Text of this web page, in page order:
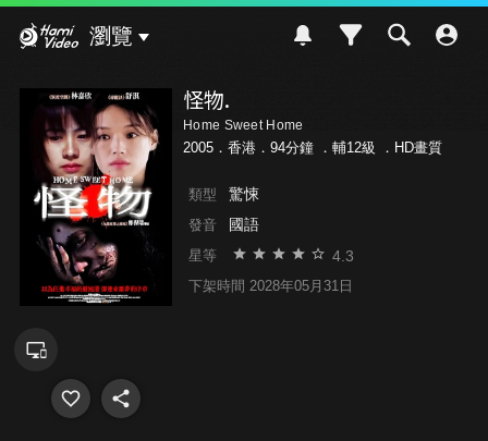
瀏覽
怪物.
Home Sweet Home
2005．香港．94分鐘 ． 輔12級 ．HD畫質
類型 驚悚
發音 國語
星等 4.3
下架時間 2028年05月31日